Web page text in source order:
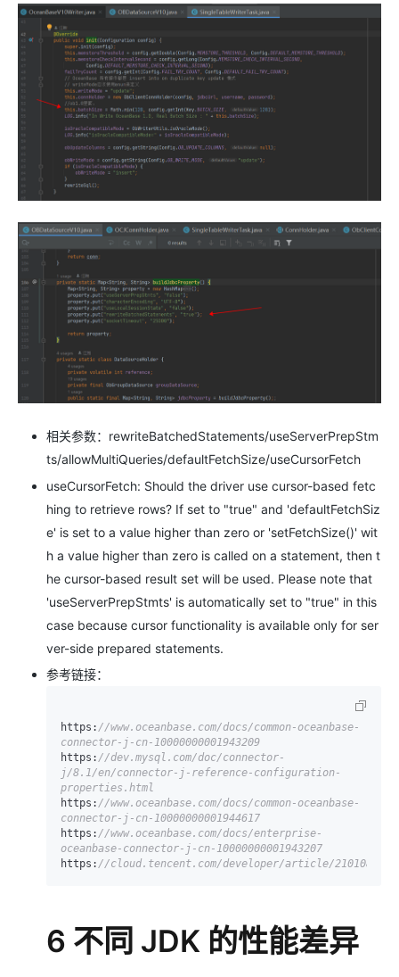
相关参数：rewriteBatchedStatements/useServerPrepStm
ts/allowMultiQueries/defaultFetchSize/useCursorFetch
useCursorFetch: Should the driver use cursor-based fetc
hing to retrieve rows? If set to "true" and 'defaultFetchSiz
e' is set to a value higher than zero or 'setFetchSize()' wit
h a value higher than zero is called on a statement, then t
he cursor-based result set will be used. Please note that
'useServerPrepStmts' is automatically set to "true" in this
case because cursor functionality is available only for ser
ver-side prepared statements.
参考链接：
https: //www.oceanbase.com/docs/common-oceanbase-
connector-j-cn-10000000001943209
https: //dev.mysql.com/doc/connector-
j/8.1/en/connector-j-reference-configuration-
properties.html
https: //www.oceanbase.com/docs/common-oceanbase-
connector-j-cn-10000000001944617
https: //www.oceanbase.com/docs/enterprise-
oceanbase-connector-j-cn-10000000001943207
https: //cloud.tencent.com/developer/article/2101083
6 不同 JDK 的性能差异